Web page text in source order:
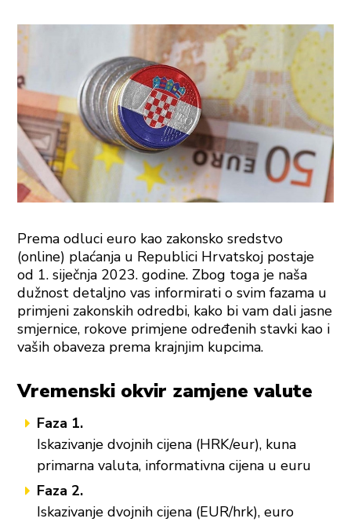
Prema odluci euro kao zakonsko sredstvo
(online) plaćanja u Republici Hrvatskoj postaje
od 1. siječnja 2023. godine. Zbog toga je naša
dužnost detaljno vas informirati o svim fazama u
primjeni zakonskih odredbi, kako bi vam dali jasne
smjernice, rokove primjene određenih stavki kao i
vaših obaveza prema krajnjim kupcima.
Vremenski okvir zamjene valute
Faza 1.
Iskazivanje dvojnih cijena (HRK/eur), kuna
primarna valuta, informativna cijena u euru
Faza 2.
Iskazivanje dvojnih cijena (EUR/hrk), euro